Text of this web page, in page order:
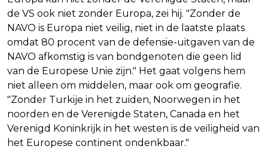
de VS ook niet zonder Europa, zei hij. "Zonder de
NAVO is Europa niet veilig, niet in de laatste plaats
omdat 80 procent van de defensie-uitgaven van de
NAVO afkomstig is van bondgenoten die geen lid
van de Europese Unie zijn." Het gaat volgens hem
niet alleen om middelen, maar ook om geografie.
"Zonder Turkije in het zuiden, Noorwegen in het
noorden en de Verenigde Staten, Canada en het
Verenigd Koninkrijk in het westen is de veiligheid van
het Europese continent ondenkbaar."